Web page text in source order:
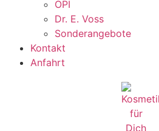
OPI
Dr. E. Voss
Sonderangebote
Kontakt
Anfahrt